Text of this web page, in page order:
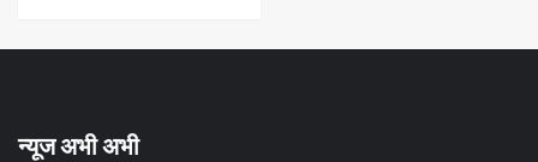
न्यूज अभी अभी